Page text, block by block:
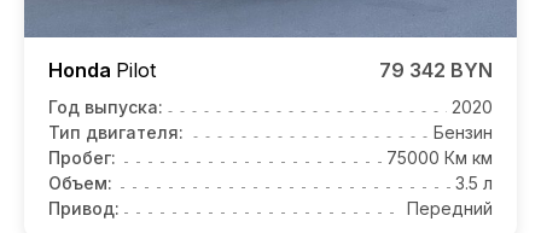
Honda Pilot 79 342 BYN
Год выпуска:
2020
Тип двигателя:
Бензин
Пробег:
75000 Км км
Объем:
3.5 л
Привод:
Передний